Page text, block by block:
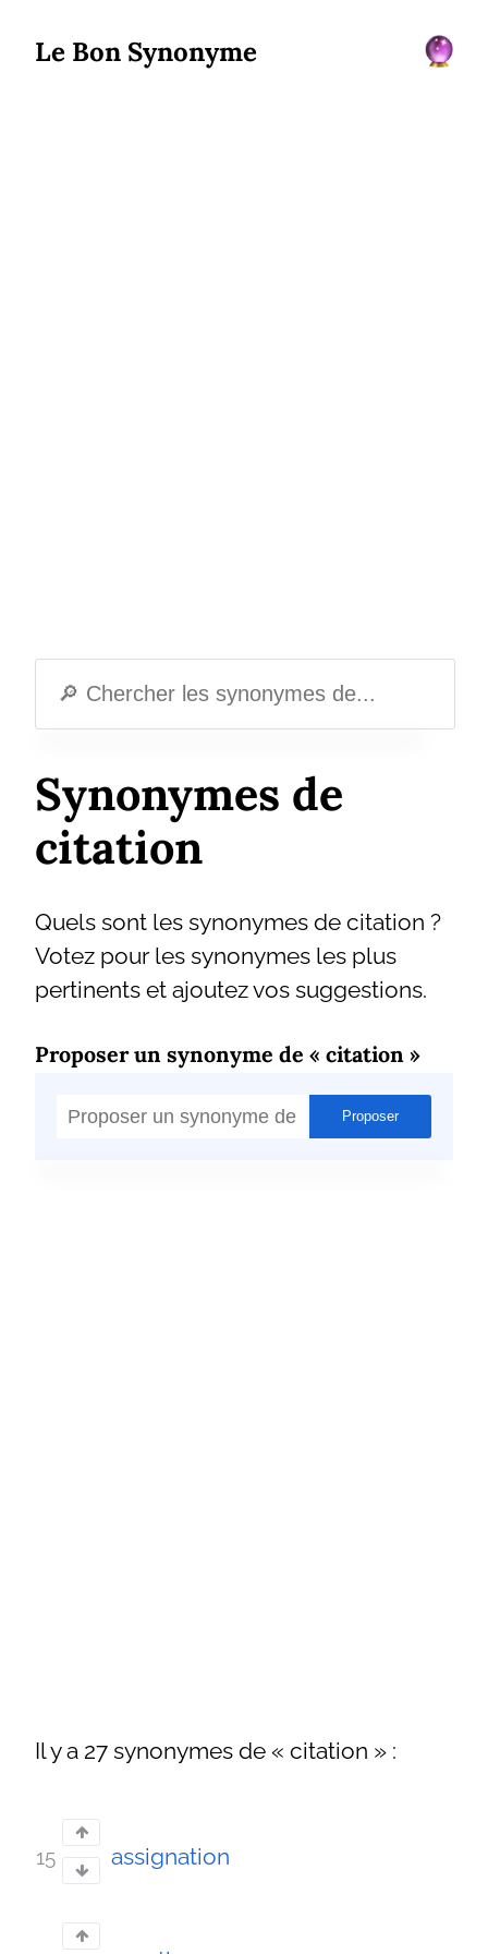
Le Bon Synonyme
Synonymes de
citation
Quels sont les synonymes de citation ?
Votez pour les synonymes les plus
pertinents et ajoutez vos suggestions.
Proposer un synonyme de « citation »
Il y a 27 synonymes de « citation » :
15 assignation